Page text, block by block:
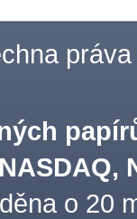
práva
NASDAQ,
o 20